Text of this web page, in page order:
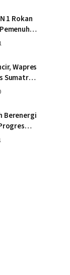
1 Rokan
Wapres
Sumatra
Berenergi